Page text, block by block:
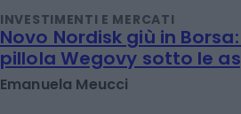
INVESTIMENTI E MERCATI
Novo Nordisk giù in
pillola Wegovy sotto le
Emanuela Meucci